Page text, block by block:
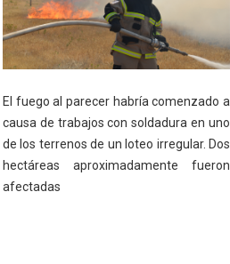
El fuego al parecer habría comenzado a
causa de trabajos con soldadura en uno
de los terrenos de un loteo irregular. Dos
hectáreas aproximadamente fueron
afectadas